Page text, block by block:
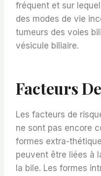
fréquent et sur
des modes de vie
tumeurs des voies
vésicule biliaire.
Facteurs
Les facteurs de
ne sont pas encore
formes extra-
peuvent être liées à
la bile. Les formes